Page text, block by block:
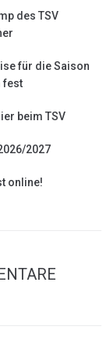
des TSV
für die Saison
fest
beim TSV
2027
online!